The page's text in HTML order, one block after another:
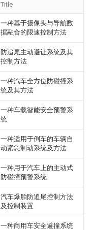
Title
一种基于摄像头与导航数
据融合的限速控制方法
防追尾主动避让系统及其
控制方法
一种汽车全方位防碰撞系
统及其方法
一种车载智能安全预警系
统
一种适用于倒车的车辆自
动紧急制动系统及方法
一种用于汽车上的主动式
防碰撞预警系统
汽车爆胎防追尾控制方法
及控制装置
一种商用车安全避撞系统